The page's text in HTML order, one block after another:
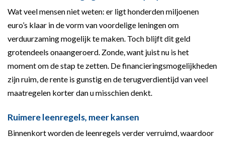
Wat veel mensen niet weten: er ligt honderden miljoenen
euro’s klaar in de vorm van voordelige leningen om
verduurzaming mogelijk te maken. Toch blijft dit geld
grotendeels onaangeroerd. Zonde, want juist nu is het
moment om de stap te zetten. De financieringsmogelijkheden
zijn ruim, de rente is gunstig en de terugverdientijd van veel
maatregelen korter dan u misschien denkt.
Ruimere leenregels, meer kansen
Binnenkort worden de leenregels verder verruimd, waardoor